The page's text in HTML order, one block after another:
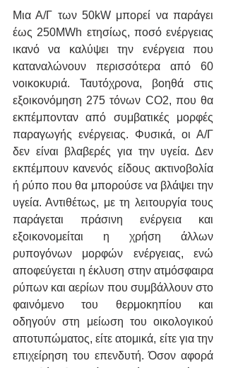
Μια Α/Γ των 50kW μπορεί να παράγει
έως 250MWh ετησίως, ποσό ενέργειας
ικανό να καλύψει την ενέργεια που
καταναλώνουν περισσότερα από 60
νοικοκυριά. Ταυτόχρονα, βοηθά στις
εξοικονόμηση 275 τόνων CO2, που θα
εκπέμπονταν από συμβατικές μορφές
παραγωγής ενέργειας. Φυσικά, οι Α/Γ
δεν είναι βλαβερές για την υγεία. Δεν
εκπέμπουν κανενός είδους ακτινοβολία
ή ρύπο που θα μπορούσε να βλάψει την
υγεία. Αντιθέτως, με τη λειτουργία τους
παράγεται πράσινη ενέργεια και
εξοικονομείται η χρήση άλλων
ρυπογόνων μορφών ενέργειας, ενώ
αποφεύγεται η έκλυση στην ατμόσφαιρα
ρύπων και αερίων που συμβάλλουν στο
φαινόμενο του θερμοκηπίου και
οδηγούν στη μείωση του οικολογικού
αποτυπώματος, είτε ατομικά, είτε για την
επιχείρηση του επενδυτή. Όσον αφορά